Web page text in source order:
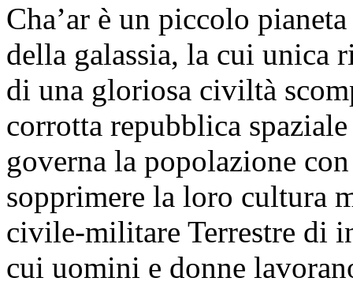
Cha’ar è un piccolo
della galassia, la cui unica
di una gloriosa civiltà
corrotta repubblica
governa la popolazione
sopprimere la loro cultura
civile-militare Terrestre di
cui uomini e donne